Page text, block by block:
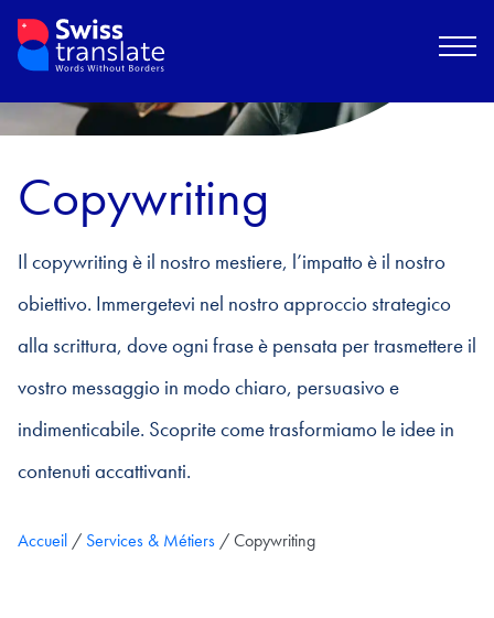
Copywriting
Il copywriting è il nostro mestiere, l’impatto è il nostro
obiettivo. Immergetevi nel nostro approccio strategico
alla scrittura, dove ogni frase è pensata per trasmettere il
vostro messaggio in modo chiaro, persuasivo e
indimenticabile. Scoprite come trasformiamo le idee in
contenuti accattivanti.
Accueil / Services & Métiers /Copywriting